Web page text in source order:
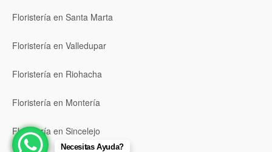
Floristería en Santa Marta
Floristería en Valledupar
Floristería en Riohacha
Floristería en Montería
Floristería en Sincelejo
Necesitas Ayuda?